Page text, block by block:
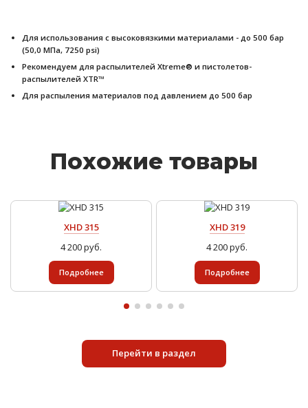
Для использования с высоковязкими материалами - до 500 бар
(50,0 МПа, 7250 psi)
Рекомендуем для распылителей Xtreme® и пистолетов-
распылителей XTR™
Для распыления материалов под давлением до 500 бар
Похожие товары
XHD 315
4 200 руб.
Подробнее
XHD 319
4 200 руб.
Подробнее
Перейти в раздел